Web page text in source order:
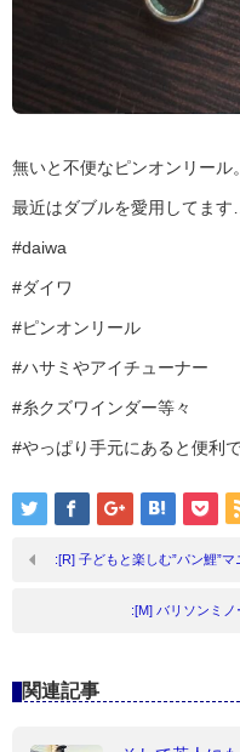
無いと不便なピンオンリール。
最近はダブルを愛用してます…
#daiwa
#ダイワ
#ピンオンリール
#ハサミやアイチューナー
#糸クズワインダー等々
#やっぱり手元にあると便利
:[R] 子どもと楽しむ”パン鯉”マ
:[M] バリソンミ
関連記事